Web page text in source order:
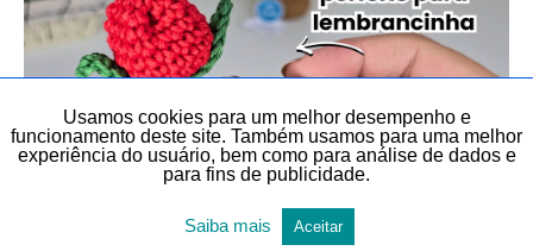
DIY
DIY, FAÇA VOCÊ MESMO E LEMBRANCINHAS
Usamos cookies para um melhor desempenho e
funcionamento deste site. Também usamos para uma melhor
experiência do usuário, bem como para análise de dados e
para fins de publicidade.
Saiba mais Aceitar